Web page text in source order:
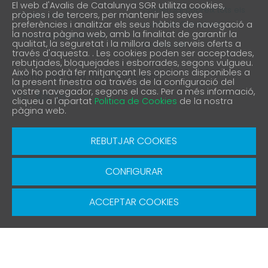
93 298 02 60
informacio@avalis.cat
comercial cobreix tots els
punts de Catalunya
901 900 214
Forma part de la nostra comunitat
Política de Cookies
Canal denúncia
El web d'Avalis de Catalunya SGR utilitza cookies,
pròpies i de tercers, per mantenir les seves
preferències i analitzar els seus hàbits de navegació a
la nostra pàgina web, amb la finalitat de garantir la
qualitat, la seguretat i la millora dels serveis oferts a
través d'aquesta. . Les cookies poden ser acceptades,
rebutjades, bloquejades i esborrades, segons vulgueu.
Això ho podrà fer mitjançant les opcions disponibles a
la present finestra oa través de la configuració del
vostre navegador, segons el cas. Per a més informació,
cliqueu a l'apartat Politica de Cookies de la nostra
pàgina web.
REBUTJAR COOKIES
CONFIGURAR
ACCEPTAR COOKIES